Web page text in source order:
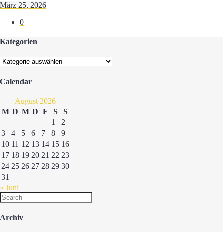
März 25, 2026
0
Kategorien
Kategorien
Calendar
August 2026
M D M D F S
S
1
2
3
4 5 6 7 8
9
10 11 12 13 14 15 16
17 18 19 20 21 22 23
24 25 26 27 28 29 30
31
« Juni
Archiv